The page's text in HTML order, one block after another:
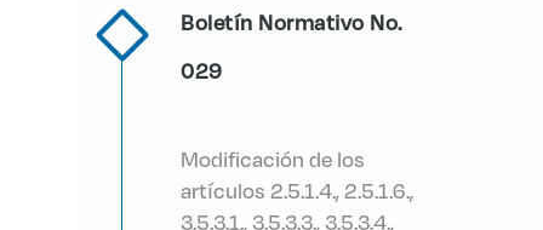
Boletín Normativo No.
029
Modificación de los
artículos 2.5.1.4., 2.5.1.6.,
3.5.3.1., 3.5.3.3., 3.5.3.4.,